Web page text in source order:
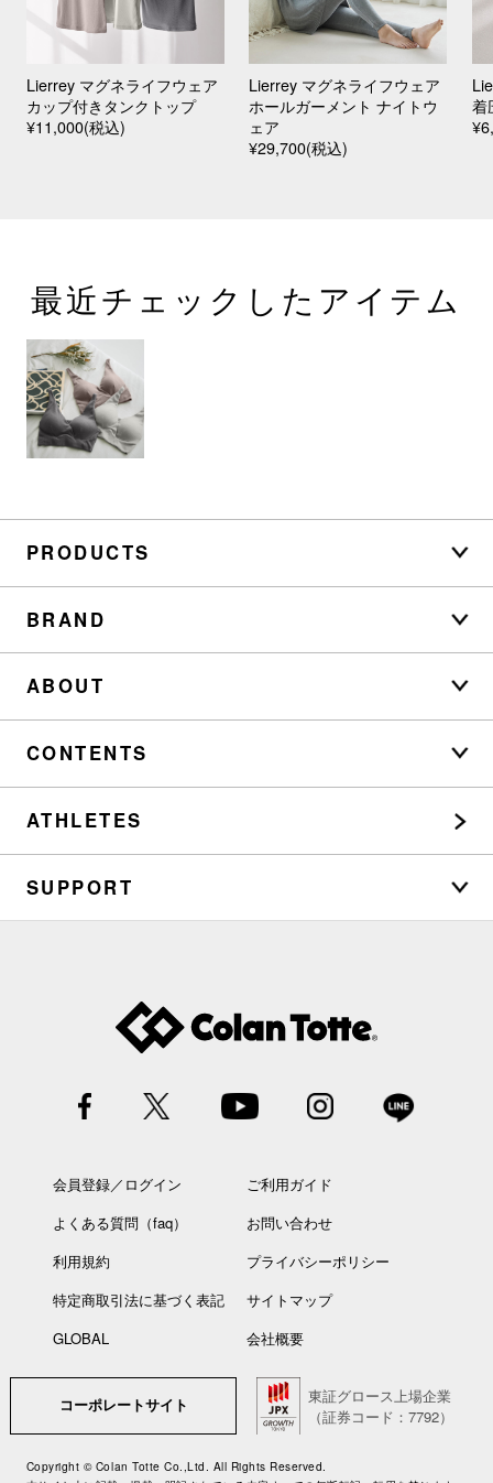
Lierrey マグネライフウェア
カップ付きタンクトップ
¥11,000(税込)
Lierrey マグネライフウェア
ホールガーメント ナイトウ
ェア
¥29,700(税込)
着
最近チェックしたアイテム
PRODUCTS
BRAND
ABOUT
CONTENTS
ATHLETES
SUPPORT
会員登録／ログイン
ご利用ガイド
よくある質問（faq）
お問い合わせ
利用規約
プライバシーポリシー
特定商取引法に基づく表記
サイトマップ
GLOBAL
会社概要
コーポレートサイト
東証グロース上場企業
（証券コード：7792）
Copyright © Colan Totte Co.,Ltd. All Rights Reserved.